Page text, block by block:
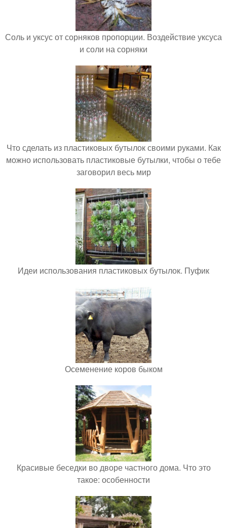
Соль и уксус от сорняков пропорции. Воздействие уксуса
и соли на сорняки
Что сделать из пластиковых бутылок своими руками. Как
можно использовать пластиковые бутылки, чтобы о тебе
заговорил весь мир
Идеи использования пластиковых бутылок. Пуфик
Осеменение коров быком
Красивые беседки во дворе частного дома. Что это
такое: особенности